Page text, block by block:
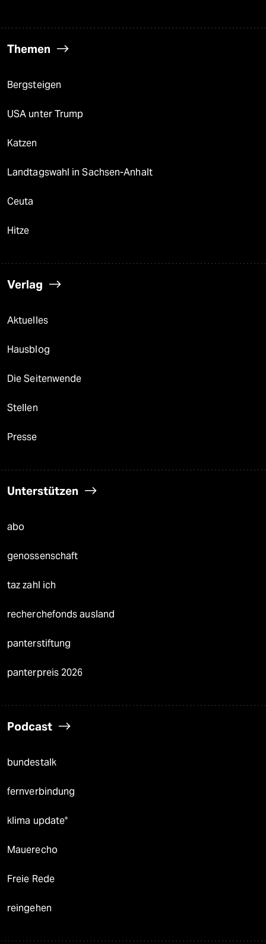
Themen
Bergsteigen
USA unter Trump
Katzen
Landtagswahl in Sachsen-Anhalt
Ceuta
Hitze
Verlag
Aktuelles
Hausblog
Die Seitenwende
Stellen
Presse
Unterstützen
abo
genossenschaft
taz zahl ich
recherchefonds ausland
panterstiftung
panterpreis 2026
Podcast
bundestalk
fernverbindung
klima update°
Mauerecho
Freie Rede
reingehen